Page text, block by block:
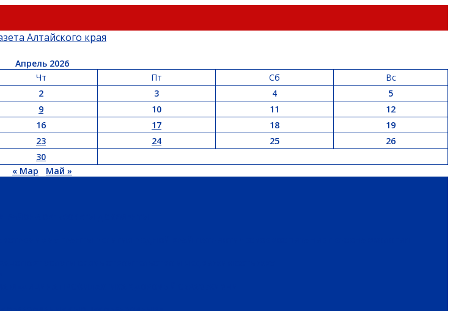
Апрель 2026
Чт Пт Сб
Вс
2 3 4
5
9 10 11
12
16 17 18
19
23 24 25
26
30
« Мар
Май »